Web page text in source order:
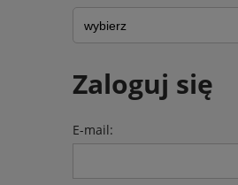
Zaloguj się
E-mail: